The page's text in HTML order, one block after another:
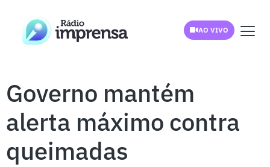
AO VIVO
Governo mantém
alerta máximo contra
queimadas